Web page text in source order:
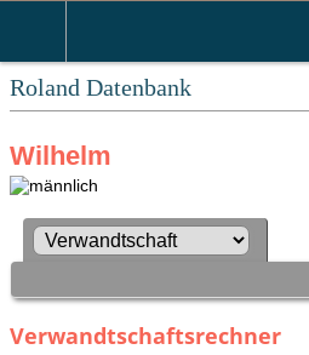
Roland Datenbank
Wilhelm
Verwandtschaftsrechner